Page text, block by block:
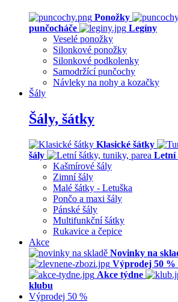
Ponožky
punčocháče
Legíny
Veselé ponožky
Silonkové ponožky
Silonkové podkolenky
Samodržící punčochy
Návleky na nohy a kozačky
Šály
Šály, šátky
Klasické šátky
šály
Letní
Kašmírové šály
Zimní šály
Malé šátky - Letuška
Pončo a maxi šály
Pánské šály
Multifunkční šátky
Rukavice a čepice
Akce
Novinky na
Výprodej 50 %
Akce týdne
klubu
Výprodej 50 %